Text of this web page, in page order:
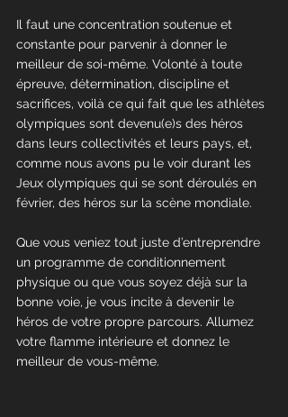
Il faut une concentration soutenue et
constante pour parvenir à donner le
meilleur de soi-même. Volonté à toute
épreuve, détermination, discipline et
sacrifices, voilà ce qui fait que les athlètes
olympiques sont devenu(e)s des héros
dans leurs collectivités et leurs pays, et,
comme nous avons pu le voir durant les
Jeux olympiques qui se sont déroulés en
février, des héros sur la scène mondiale.
Que vous veniez tout juste d’entreprendre
un programme de conditionnement
physique ou que vous soyez déjà sur la
bonne voie, je vous incite à devenir le
héros de votre propre parcours. Allumez
votre flamme intérieure et donnez le
meilleur de vous-même.